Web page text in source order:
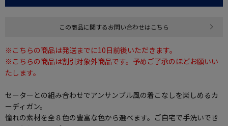
この商品に関するお問い合わせはこちら
※こちらの商品は発送までに10日前後いただきます。
※こちらの商品は割引対象外商品です。予めご了承のほどお願いい
たします。
セーターとの組み合わせでアンサンブル風の着こなしを楽しめるカ
ーディガン。
憧れの素材を全８色の豊富な色から選べます。ご自宅で手洗いでき